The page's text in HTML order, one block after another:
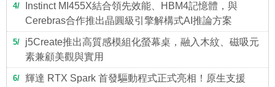
4
Instinct MI455X結合領先效能、HBM4記憶體，與
Cerebras合作推出晶圓級引擎解構式AI推論方案
5
j5Create推出高質感模組化螢幕桌，融入木紋、磁吸元
素兼顧美觀與實用
6
輝達 RTX Spark 首發驅動程式正式亮相！原生支援